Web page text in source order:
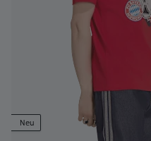
Neu